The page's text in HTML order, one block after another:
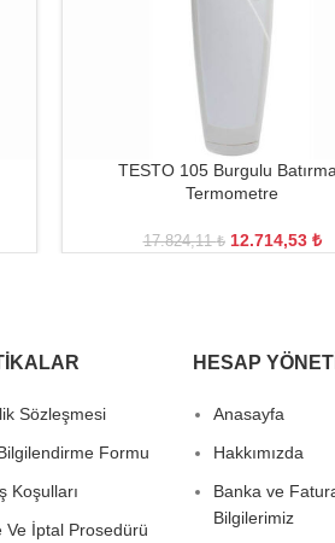
TESTO 105 Burgulu
Termometre
17.824,11₺ 12.714,53 ₺
Sözleşmesi
Formu
Koşulları
Ve İptal Prosedürü
HESAP
Anasayfa
Hakkımızda
Banka ve
Bilgilerimiz